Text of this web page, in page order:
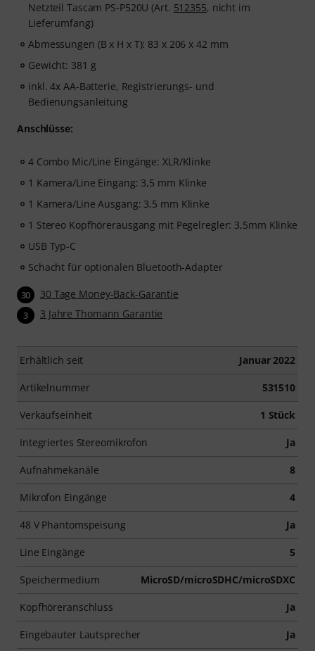
Netzteil Tascam PS-P520U (Art. 512355, nicht im
Lieferumfang)
Abmessungen (B x H x T): 83 x 206 x 42 mm
Gewicht: 381 g
inkl. 4x AA-Batterie, Registrierungs- und
Bedienungsanleitung
Anschlüsse:
4 Combo Mic/Line Eingänge: XLR/Klinke
1 Kamera/Line Eingang: 3,5 mm Klinke
1 Kamera/Line Ausgang: 3,5 mm Klinke
1 Stereo Kopfhörerausgang mit Pegelregler: 3,5mm Klinke
USB Typ-C
Schacht für optionalen Bluetooth-Adapter
30 30 Tage Money-Back-Garantie
3 3 Jahre Thomann Garantie
Erhältlich seit Januar 2022
Artikelnummer 531510
Verkaufseinheit 1 Stück
Integriertes Stereomikrofon Ja
Aufnahmekanäle 8
Mikrofon Eingänge 4
48 V Phantomspeisung Ja
Line Eingänge 5
Speichermedium MicroSD/microSDHC/microSDXC
Kopfhöreranschluss Ja
Eingebauter Lautsprecher Ja